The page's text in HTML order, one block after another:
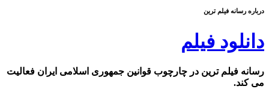
درباره رسانه فيلم ترين
دانلود فیلم
رسانه فیلم ترین در چارچوب قوانین جمهوری اسلامی ایران فعالیت
می کند.